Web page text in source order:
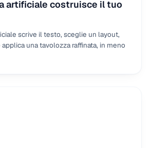
artificiale costruisce il tuo
scrive il testo, sceglie un layout,
una tavolozza raffinata, in meno